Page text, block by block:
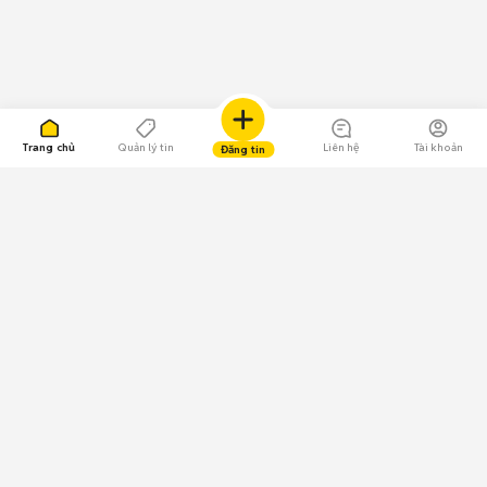
Trang chủ Quản lý tin Đăng tin Liên hệ Tài khoản